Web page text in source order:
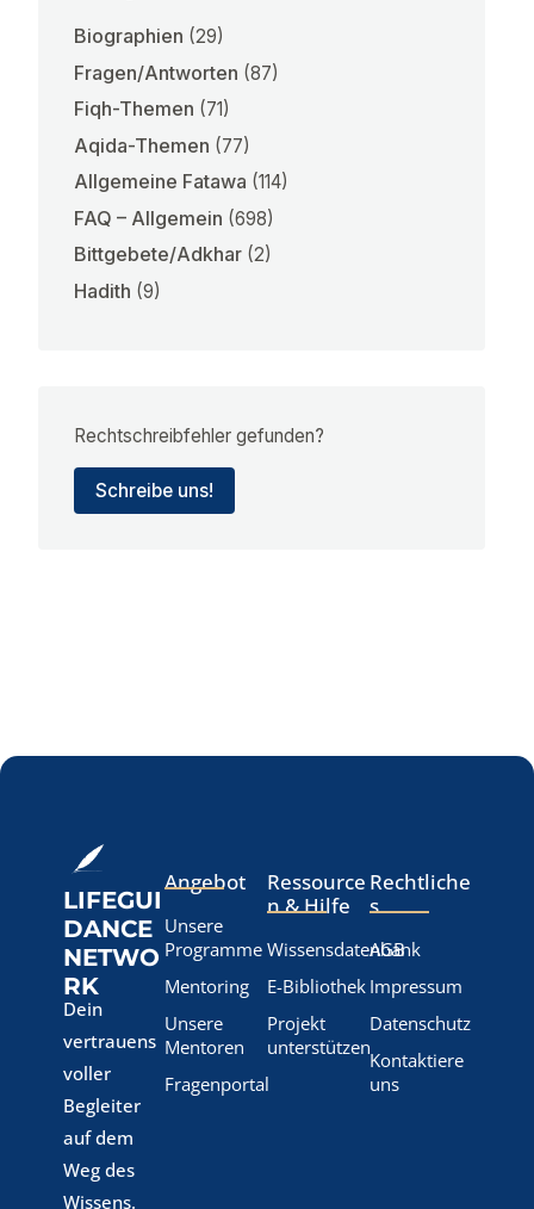
Biographien (29)
Fragen/Antworten (87)
Fiqh-Themen (71)
Aqida-Themen (77)
Allgemeine Fatawa (114)
FAQ – Allgemein (698)
Bittgebete/Adkhar (2)
Hadith (9)
Rechtschreibfehler gefunden?
Schreibe uns!
LIFEGUI
DANCE
NETWO
RK
Dein
vertrauens
voller
Begleiter
auf dem
Weg des
Wissens.
Angebot
Unsere
Programme
Mentoring
Unsere
Mentoren
Fragenportal
Ressource
n & Hilfe
Wissensdatenbank
E-Bibliothek
Projekt
unterstützen
Rechtliche
s
AGB
Impressum
Datenschutz
Kontaktiere
uns